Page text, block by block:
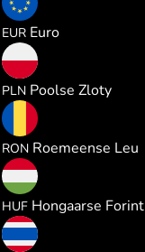
EUR Euro
PLN Poolse Zloty
RON Roemeense Leu
HUF Hongaarse Forint